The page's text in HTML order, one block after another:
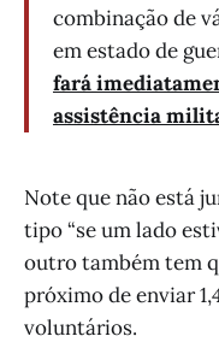
combinação de
em estado de
fará
assistência
Note que não está
tipo “se um lado
outro também tem
próximo de enviar
voluntários.